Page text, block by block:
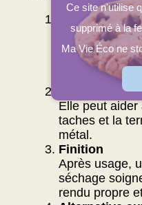
Nettoyage
La pierre
douceur les
toujours un
discrète).
élimination
Elle peut
taches et la
métal.
Finition
Après usage,
séchage
rendu propre
Ce site n'utilise
supprimé à la
Ma Vie Éco ne